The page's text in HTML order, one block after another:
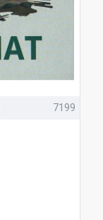
7199